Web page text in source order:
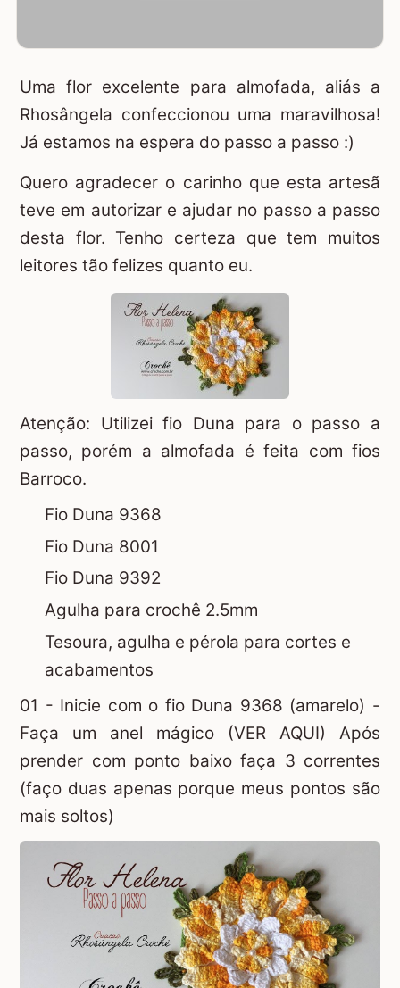
Uma flor excelente para almofada, aliás a
Rhosângela confeccionou uma maravilhosa!
Já estamos na espera do passo a passo :)
Quero agradecer o carinho que esta artesã
teve em autorizar e ajudar no passo a passo
desta flor. Tenho certeza que tem muitos
leitores tão felizes quanto eu.
Atenção: Utilizei fio Duna para o passo a
passo, porém a almofada é feita com fios
Barroco.
Fio Duna 9368
Fio Duna 8001
Fio Duna 9392
Agulha para crochê 2.5mm
Tesoura, agulha e pérola para cortes e
acabamentos
01 - Inicie com o fio Duna 9368 (amarelo) -
Faça um anel mágico (VER AQUI) Após
prender com ponto baixo faça 3 correntes
(faço duas apenas porque meus pontos são
mais soltos)